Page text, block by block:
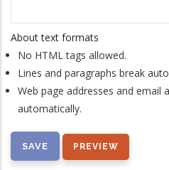
About text formats
No HTML tags allowed.
Lines and paragraphs break
Web page addresses and email
automatically.